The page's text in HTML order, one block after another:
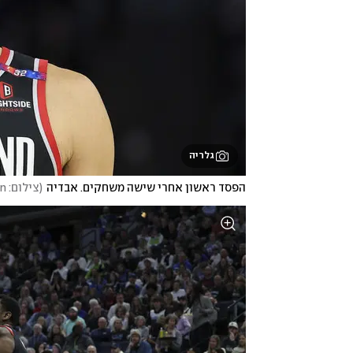
גלריה
הפסד ראשון אחרי שישה משחקים. אבדיה (צילום: AP Photo/Matt Krohn